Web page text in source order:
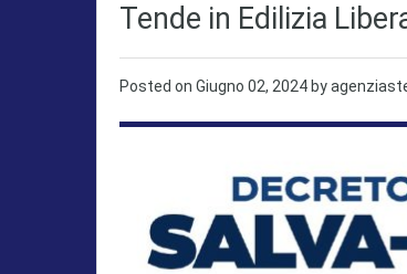
Tende in Edilizia
Posted on Giugno 02, 2024 by